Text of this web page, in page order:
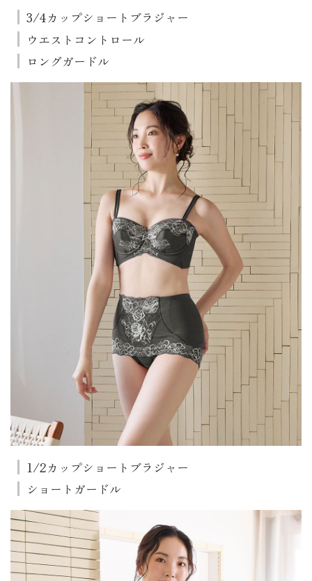
3/4カップショートブラジャー
ウエストコントロール
ロングガードル
1/2カップショートブラジャー
ショートガードル